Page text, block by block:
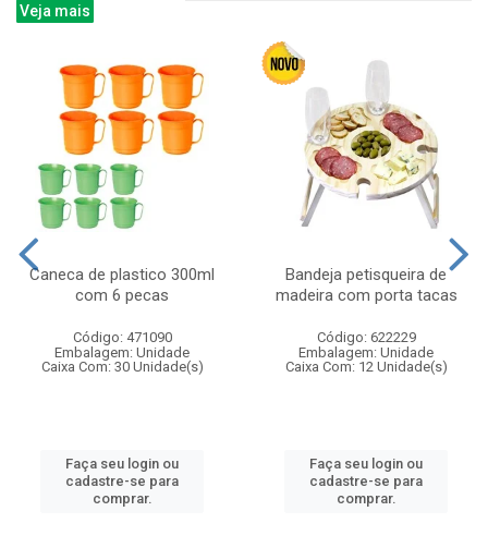
Veja mais
Caneca de plastico 300ml
com 6 pecas
Código: 471090
Embalagem: Unidade
Caixa Com: 30 Unidade(s)
Faça seu login ou
cadastre-se para
comprar.
Bandeja petisqueira de
madeira com porta tacas
Código: 622229
Embalagem: Unidade
Caixa Com: 12 Unidade(s)
Faça seu login ou
cadastre-se para
comprar.